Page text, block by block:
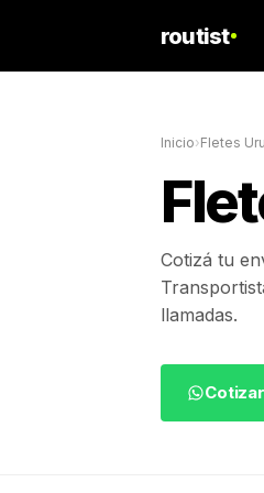
routist
Inicio›Fletes
Cotizá tu
llamadas.